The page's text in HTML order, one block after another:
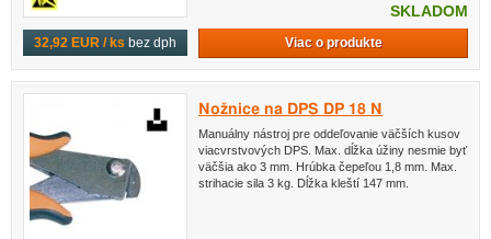
32,92 EUR / ks bez dph
SKLADOM
Viac o produkte
Nožnice na DPS DP 18 N
Manuálny nástroj pre oddeľovanie väčších kusov
viacvrstvových DPS. Max. dĺžka úžiny nesmie byť
väčšia ako 3 mm. Hrúbka čepeľou 1,8 mm. Max.
strihacie sila 3 kg. Dĺžka kleští 147 mm.